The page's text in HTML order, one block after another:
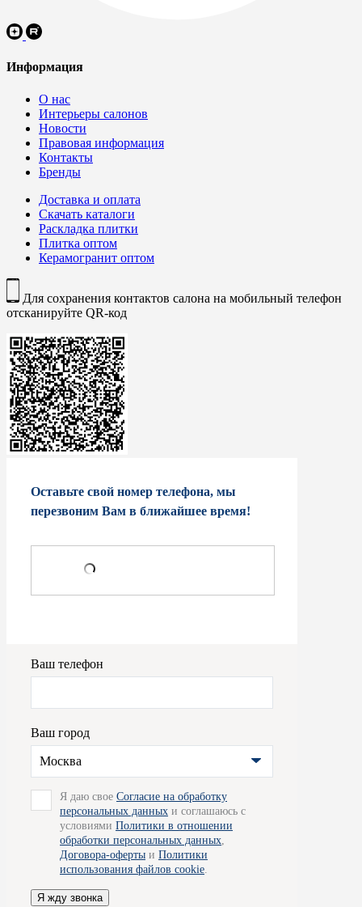
Информация
О нас
Интерьеры салонов
Новости
Правовая информация
Контакты
Бренды
Доставка и оплата
Скачать каталоги
Раскладка плитки
Плитка оптом
Керамогранит оптом
Для сохранения контактов салона на мобильный телефон
отсканируйте QR-код
Оставьте свой номер телефона, мы
перезвоним Вам в ближайшее время!
Ваш телефон
Ваш город
Москва
Я даю свое Согласие на обработку
персональных данных и соглашаюсь с
условиями Политики в отношении
обработки персональных данных
Договора-оферты и Политики
использования файлов cookie
Я жду звонка